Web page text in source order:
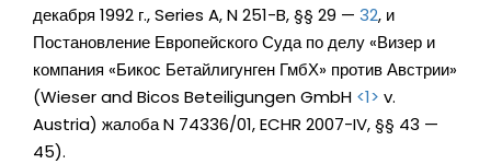
декабря 1992 г., Series A, N 251-B, §§ 29 — 32, и
Постановление Европейского Суда по делу «Визер и
компания «Бикос Бетайлигунген ГмбХ» против Австрии»
(Wieser and Bicos Beteiligungen GmbH <1> v.
Austria) жалоба N 74336/01, ECHR 2007-IV, §§ 43 —
45).